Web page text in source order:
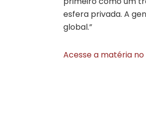
esfera privada. A
global.”
Acesse a matéria